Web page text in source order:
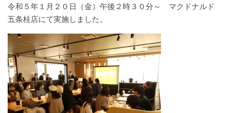
令和５年１月２０日（金）午後２時３０分～ マクドナルド
五条桂店にて実施しました。